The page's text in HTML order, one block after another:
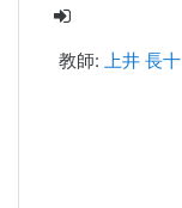
教師: 上井 長十